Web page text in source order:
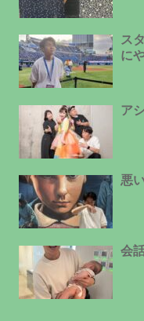
ス
に
ア
悪
会